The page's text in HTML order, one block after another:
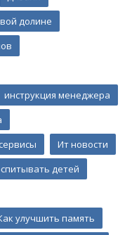
долине
инструкция менеджера
Ит новости
детей
улучшить память